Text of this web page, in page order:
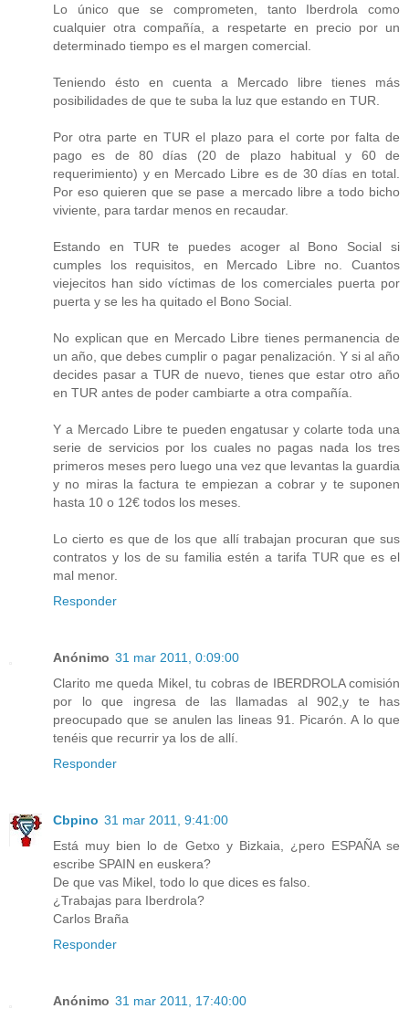
Lo único que se comprometen, tanto Iberdrola como
cualquier otra compañía, a respetarte en precio por un
determinado tiempo es el margen comercial.
Teniendo ésto en cuenta a Mercado libre tienes más
posibilidades de que te suba la luz que estando en TUR.
Por otra parte en TUR el plazo para el corte por falta de
pago es de 80 días (20 de plazo habitual y 60 de
requerimiento) y en Mercado Libre es de 30 días en total.
Por eso quieren que se pase a mercado libre a todo bicho
viviente, para tardar menos en recaudar.
Estando en TUR te puedes acoger al Bono Social si
cumples los requisitos, en Mercado Libre no. Cuantos
viejecitos han sido víctimas de los comerciales puerta por
puerta y se les ha quitado el Bono Social.
No explican que en Mercado Libre tienes permanencia de
un año, que debes cumplir o pagar penalización. Y si al año
decides pasar a TUR de nuevo, tienes que estar otro año
en TUR antes de poder cambiarte a otra compañía.
Y a Mercado Libre te pueden engatusar y colarte toda una
serie de servicios por los cuales no pagas nada los tres
primeros meses pero luego una vez que levantas la guardia
y no miras la factura te empiezan a cobrar y te suponen
hasta 10 o 12€ todos los meses.
Lo cierto es que de los que allí trabajan procuran que sus
contratos y los de su familia estén a tarifa TUR que es el
mal menor.
Responder
Anónimo 31 mar 2011, 0:09:00
Clarito me queda Mikel, tu cobras de IBERDROLA comisión
por lo que ingresa de las llamadas al 902,y te has
preocupado que se anulen las lineas 91. Picarón. A lo que
tenéis que recurrir ya los de allí.
Responder
Cbpino 31 mar 2011, 9:41:00
Está muy bien lo de Getxo y Bizkaia, ¿pero ESPAÑA se
escribe SPAIN en euskera?
De que vas Mikel, todo lo que dices es falso.
¿Trabajas para Iberdrola?
Carlos Braña
Responder
Anónimo 31 mar 2011, 17:40:00